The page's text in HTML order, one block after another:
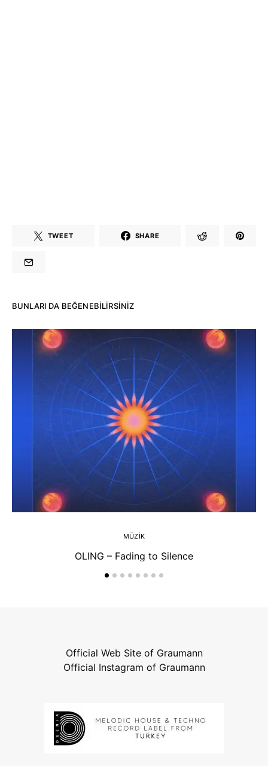
TWEET SHARE
BUNLARI DA BEĞENEBILIRSINIZ
MÜZIK
OLING – Fading to Silence
Official Web Site of Graumann
Official Instagram of Graumann